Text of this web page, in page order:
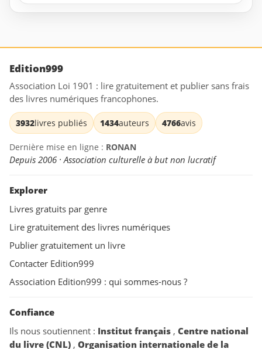
Edition999
Association Loi 1901 : lire gratuitement et publier sans frais
des livres numériques francophones.
3932livres publiés 1434auteurs 4766avis
Dernière mise en ligne : RONAN
Depuis 2006 · Association culturelle à but non lucratif
Explorer
Livres gratuits par genre
Lire gratuitement des livres numériques
Publier gratuitement un livre
Contacter Edition999
Association Edition999 : qui sommes-nous ?
Confiance
Ils nous soutiennent : Institut français , Centre national
du livre (CNL) , Organisation internationale de la